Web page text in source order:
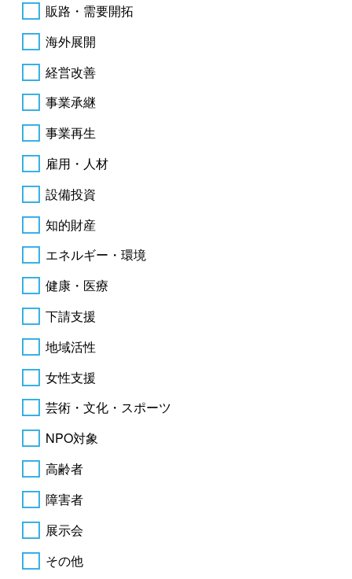
販路・需要開拓
海外展開
経営改善
事業承継
事業再生
雇用・人材
設備投資
知的財産
エネルギー・環境
健康・医療
下請支援
地域活性
女性支援
芸術・文化・スポーツ
NPO対象
高齢者
障害者
展示会
その他